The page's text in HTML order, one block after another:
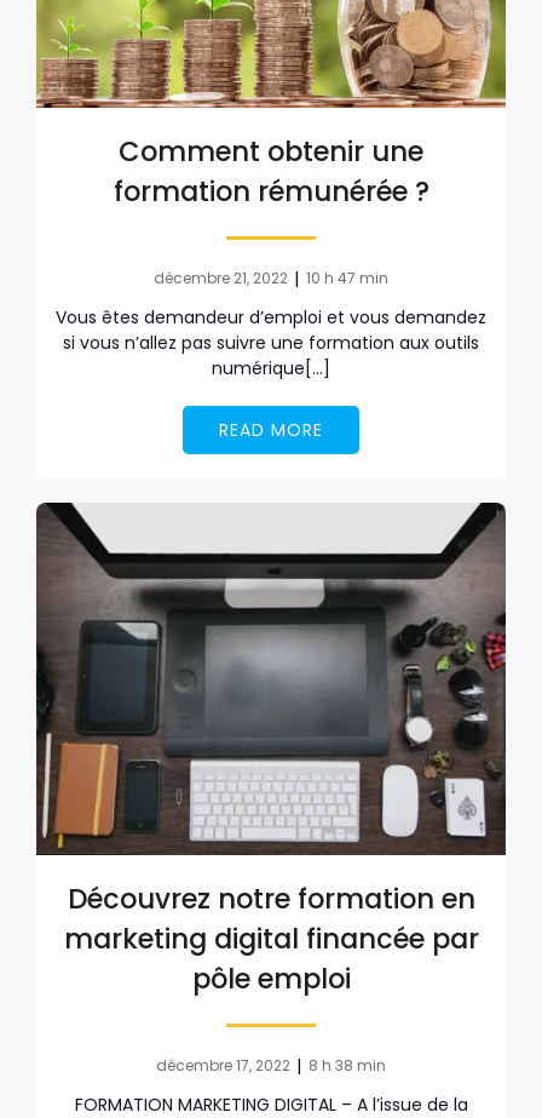
Comment obtenir une
formation rémunérée ?
décembre 21, 2022 | 10 h 47 min
Vous êtes demandeur d’emploi et vous demandez
si vous n’allez pas suivre une formation aux outils
numérique[…]
READ MORE
Découvrez notre formation en
marketing digital financée par
pôle emploi
décembre 17, 2022 | 8 h 38 min
FORMATION MARKETING DIGITAL – A l’issue de la